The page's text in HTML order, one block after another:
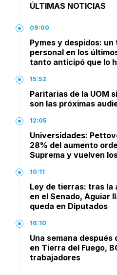
ÚLTIMAS NOTICIAS
09:00
Pymes y despidos:
personal en los
tanto anticipó que lo
15:52
Paritarias de la UOM
son las próximas
12:05
Universidades:
28% del aumento
Suprema y vuelven
10:11
Ley de tierras: tras la
en el Senado, Aguiar
queda en Diputados
16:10
Una semana
en Tierra del Fuego,
trabajadores